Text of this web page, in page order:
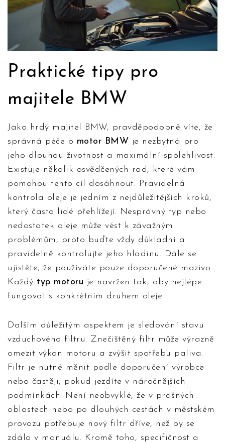
Praktické tipy pro
majitele BMW
Jako hrdý majitel BMW, pravděpodobně víte, že
správná péče o motor BMW je nezbytná pro
jeho dlouhou životnost a maximální spolehlivost.
Existuje několik osvědčených rad, které vám
pomohou tento cíl dosáhnout. Pravidelná
kontrola oleje je jedním z nejdůležitějších kroků,
který často lidé přehlížejí. Nesprávný typ nebo
nedostatek oleje může vést k závažným
problémům, proto buďte vždy důkladní a
pravidelně kontrolujte jeho hladinu. Dále se
ujistěte, že používáte pouze doporučené mazivo.
Každý typ motoru je navržen tak, aby nejlépe
fungoval s konkrétním druhem oleje.
Dalším důležitým aspektem je sledování stavu
vzduchového filtru. Znečištěný filtr může výrazně
omezit výkon motoru a zvýšit spotřebu paliva.
Filtr je nutné měnit podle doporučení výrobce
nebo častěji, pokud jezdíte v náročnějších
podmínkách. Není neobvyklé, že v prašných
oblastech nebo po dlouhých cestách v městském
provozu potřebuje nový filtr dříve, než by se
zdálo v manuálu. Kromě toho, specifičnost a